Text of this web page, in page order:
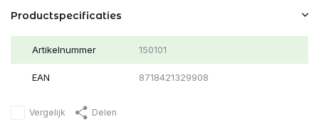
Productspecificaties
Artikelnummer 150101
EAN 8718421329908
Vergelijk Delen